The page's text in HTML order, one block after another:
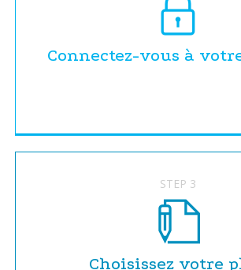
Connectez-vous à
STEP 3
Choisissez votre